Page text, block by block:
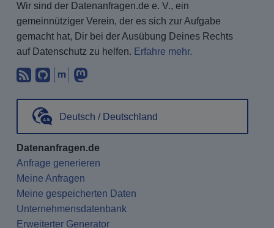
Wir sind der Datenanfragen.de e. V., ein
gemeinnütziger Verein, der es sich zur Aufgabe
gemacht hat, Dir bei der Ausübung Deines Rechts
auf Datenschutz zu helfen. Erfahre mehr.
Abonniere unsere Blogbeiträge mit
Finde uns bei GitHub.
Unterhalte Dich mit uns über
Deutsch / Deutschland
Datenanfragen.de
Anfrage generieren
Meine Anfragen
Meine gespeicherten Daten
Unternehmensdatenbank
Erweiterter Generator